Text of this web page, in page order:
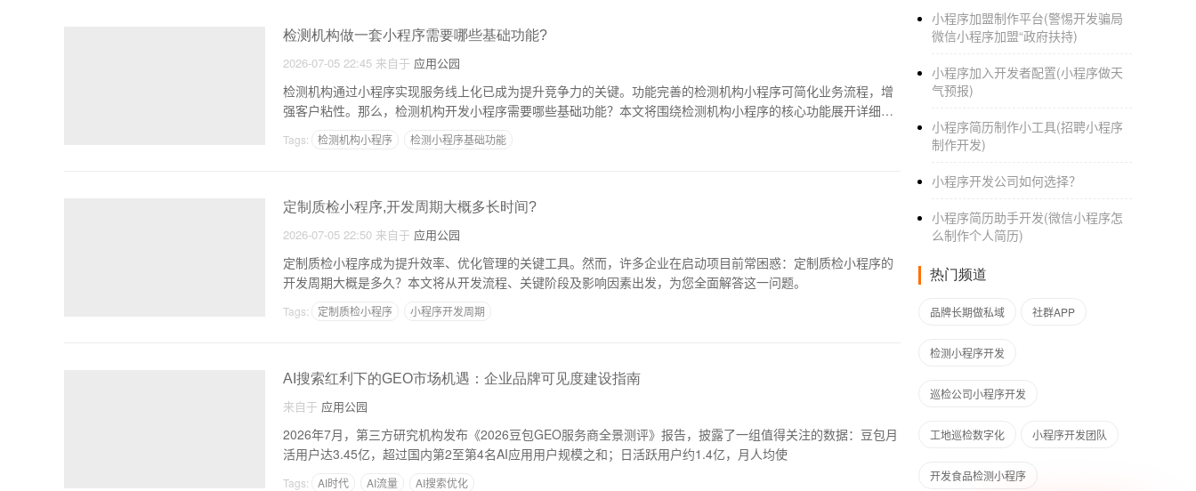
检测机构做一套小程序需要哪些基础功能?
2026-07-05 22:45 来自于 应用公园
检测机构通过小程序实现服务线上化已成为提升竞争力的关键。功能完善的检测机构小程序可简化业务流程，增
强客户粘性。那么，检测机构开发小程序需要哪些基础功能？本文将围绕检测机构小程序的核心功能展开详细分
Tags: 检测机构小程序 检测小程序基础功能
定制质检小程序,开发周期大概多长时间?
2026-07-05 22:50 来自于 应用公园
定制质检小程序成为提升效率、优化管理的关键工具。然而，许多企业在启动项目前常困惑：定制质检小程序的
开发周期大概是多久？本文将从开发流程、关键阶段及影响因素出发，为您全面解答这一问题。
Tags: 定制质检小程序 小程序开发周期
AI搜索红利下的GEO市场机遇：企业品牌可见度建设指南
来自于 应用公园
2026年7月，第三方研究机构发布《2026豆包GEO服务商全景测评》报告，披露了一组值得关注的数据：豆包月
活用户达3.45亿，超过国内第2至第4名AI应用用户规模之和；日活跃用户约1.4亿，月人均使
Tags: AI时代 AI流量 AI搜索优化
小程序加盟制作平台(警惕开发骗局
微信小程序加盟“政府扶持)
小程序加入开发者配置(小程序做天
气预报)
小程序简历制作小工具(招聘小程序
制作开发)
小程序开发公司如何选择？
小程序简历助手开发(微信小程序怎
么制作个人简历)
热门频道
品牌长期做私域 社群APP
检测小程序开发
巡检公司小程序开发
工地巡检数字化 小程序开发团队
开发食品检测小程序